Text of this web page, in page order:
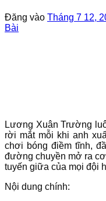
Đăng vào Tháng 7 12,
Bài
Lương Xuân Trường
rời mắt mỗi khi anh
chơi bóng điềm tĩnh,
đường chuyền mở ra
tuyến giữa của mọi đội
Nội dung chính: